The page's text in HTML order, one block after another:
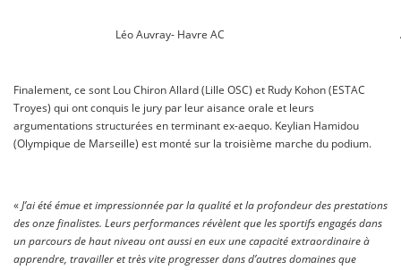
Léo Auvray- Havre AC
Finalement, ce sont Lou Chiron Allard (Lille OSC) et Rudy Kohon (ESTAC
Troyes) qui ont conquis le jury par leur aisance orale et leurs
argumentations structurées en terminant ex-aequo. Keylian Hamidou
(Olympique de Marseille) est monté sur la troisième marche du podium.
«J’ai été émue et impressionnée par la qualité et la profondeur des prestations
des onze finalistes. Leurs performances révèlent que les sportifs engagés dans
un parcours de haut niveau ont aussi en eux une capacité extraordinaire à
apprendre, travailler et très vite progresser dans d’autres domaines que